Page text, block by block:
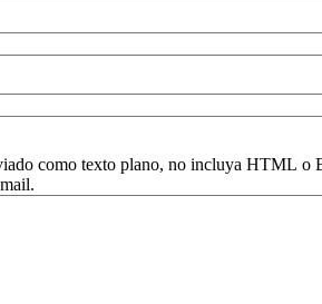
como texto plano, no incluya HTML o